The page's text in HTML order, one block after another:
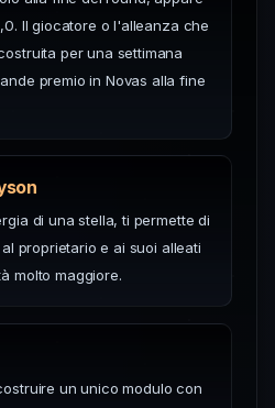
Il giocatore o l'alleanza che
per una settimana
premio in Novas alla fine
di una stella, ti permette di
proprietario e ai suoi alleati
molto maggiore.
un unico modulo con